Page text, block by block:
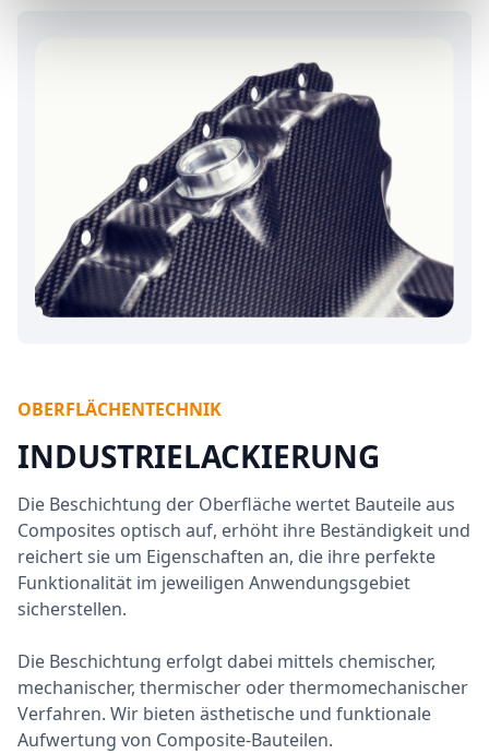
OBERFLÄCHENTECHNIK
INDUSTRIELACKIERUNG
Die Beschichtung der Oberfläche wertet Bauteile aus
Composites optisch auf, erhöht ihre Beständigkeit und
reichert sie um Eigenschaften an, die ihre perfekte
Funktionalität im jeweiligen Anwendungsgebiet
sicherstellen.
Die Beschichtung erfolgt dabei mittels chemischer,
mechanischer, thermischer oder thermomechanischer
Verfahren. Wir bieten ästhetische und funktionale
Aufwertung von Composite-Bauteilen.